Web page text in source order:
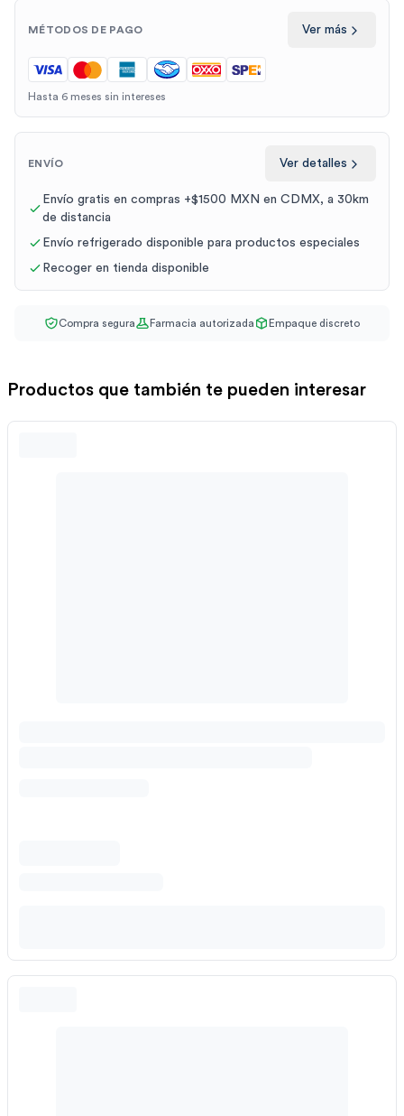
MÉTODOS DE PAGO Ver más
Hasta 6 meses sin intereses
ENVÍO Ver detalles
Envío gratis en compras +$1500 MXN en CDMX, a 30km
de distancia
Envío refrigerado disponible para productos especiales
Recoger en tienda disponible
Compra segura Farmacia autorizada Empaque discreto
Productos que también te pueden interesar